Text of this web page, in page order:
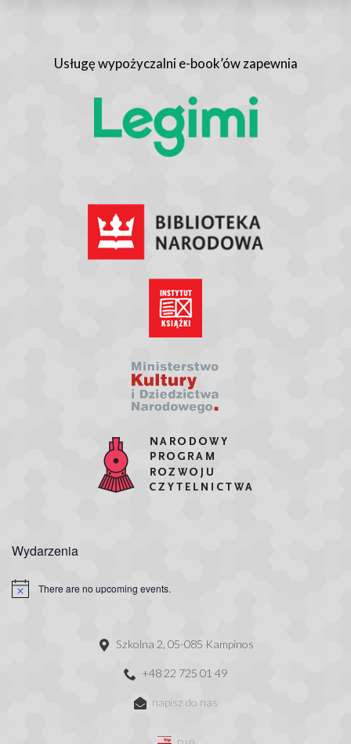
Usługę wypożyczalni e-book’ów zapewnia
Wydarzenia
There are no upcoming events.
Szkolna 2, 05-085 Kampinos
+48 22 725 01 49
napisz do nas